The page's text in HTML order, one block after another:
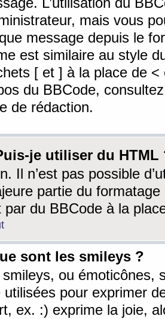
mais vous
message depuis le
est similaire au style
[ et ] à la place de <
du BBCode,
de rédaction.
je utiliser du HTML
Il n’est pas possible
partie du
par du BBCode à la
sont les smileys ?
smileys, ou émoticônes,
utilisées pour exprimer
ex. :) exprime la joie,